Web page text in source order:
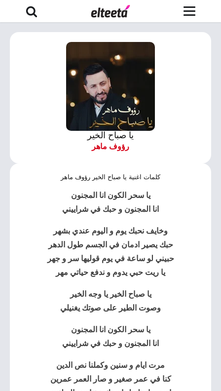
يا صباح الخير
رؤوف ماهر
كلمات اغنية يا صباح الخير رؤوف ماهر
يا سحر الكون انا المجنون
انا المجنون و حبك في شراييني
وخايف نحبك يوم و اليوم عندي بشهر
حبك يصير ادمان في الجسم طول الدهر
حبيني لو ساعة في يوم قوليها سر و جهر
يا ريت حبي يدوم و ندفع حياتي مهر
يا صباح الخير يا وجه الخير
وصوت الطير على صوتك يغنيلي
يا سحر الكون انا المجنون
انا المجنون و حبك في شراييني
مرت ايام و سنين وكملنا نص الدين
كنا في عمر صغير و صار العمر عمرين